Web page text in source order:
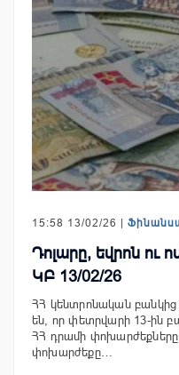
15:58 13/02/26 |
Դոլարը, եվրոն ու
ԿԲ 13/02/26
ՀՀ կենտրոնական բանկից
են, որ փետրվարի 13-ին
ՀՀ դրամի փոխարժեքները
փոխարժեքը…